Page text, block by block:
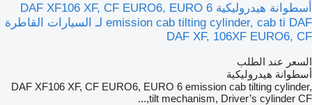
أسطوانة هيدروليكية DAF XF106 XF, CF EURO6, EURO 6
emission cab tilting cylinder, cab ti DAF لـ السيارات القاطرة
DAF XF, 106XF EURO6, CF
السعر عند الطلب
أسطوانة هيدروليكية
DAF XF106 XF, CF EURO6, EURO 6 emission cab tilting cylinder,
tilt mechanism, Driver’s cylinder CF,...